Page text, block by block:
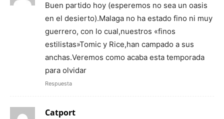
Buen partido hoy (esperemos no sea un oasis
en el desierto).Malaga no ha estado fino ni muy
guerrero, con lo cual,nuestros «finos
estilistas»Tomic y Rice,han campado a sus
anchas.Veremos como acaba esta temporada
para olvidar
Respuesta
Catport